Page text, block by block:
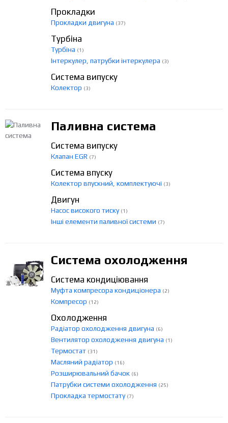
Прокладки
Прокладки двигуна (37)
Турбіна
Турбіна (1)
Інтеркулер, патрубки інтеркулера (3)
Система випуску
Колектор (3)
Паливна система
Система випуску
Клапан EGR (7)
Система впуску
Колектор впускний, комплектуючі (3)
Двигун
Насос високого тиску (1)
Інші елементи паливної системи (7)
Система охолодження
Система кондиціювання
Муфта компресора кондиціонера (2)
Компресор (12)
Охолодження
Радіатор охолодження двигуна (6)
Вентилятор охолодження двигуна (1)
Термостат (31)
Масляний радіатор (16)
Розширювальний бачок (6)
Патрубки системи охолодження (25)
Прокладка термостату (7)